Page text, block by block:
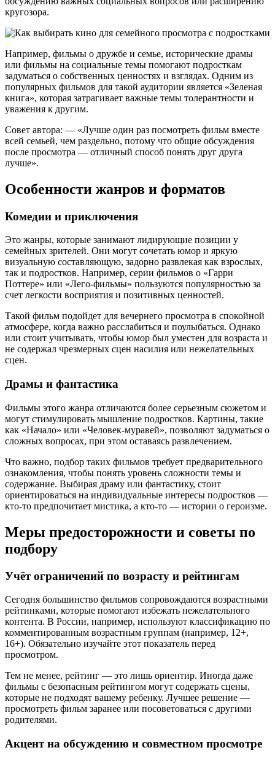
кругозора.
Например, фильмы о дружбе и семье, исторические драмы
или фильмы на социальные темы помогают подросткам
задуматься о собственных ценностях и взглядах. Одним из
популярных фильмов для такой аудитории является «Зеленая
книга», которая затрагивает важные темы толерантности и
уважения к другим.
Совет автора: — «Лучше один раз посмотреть фильм вместе
всей семьей, чем раздельно, потому что общие обсуждения
после просмотра — отличный способ понять друг друга
лучше».
Особенности жанров и форматов
Комедии и приключения
Это жанры, которые занимают лидирующие позиции у
семейных зрителей. Они могут сочетать юмор и яркую
визуальную составляющую, задорно развлекая как взрослых,
так и подростков. Например, серии фильмов о «Гарри
Поттере» или «Лего-фильмы» пользуются популярностью за
счет легкости восприятия и позитивных ценностей.
Такой фильм подойдет для вечернего просмотра в спокойной
атмосфере, когда важно расслабиться и поулыбаться. Однако
или стоит учитывать, чтобы юмор был уместен для возраста и
не содержал чрезмерных сцен насилия или нежелательных
сцен.
Драмы и фантастика
Фильмы этого жанра отличаются более серьезным сюжетом и
могут стимулировать мышление подростков. Картины, такие
как «Начало» или «Человек-муравей», позволяют задуматься о
сложных вопросах, при этом оставаясь развлечением.
Что важно, подбор таких фильмов требует предварительного
ознакомления, чтобы понять уровень сложности темы и
содержание. Выбирая драму или фантастику, стоит
ориентироваться на индивидуальные интересы подростков —
кто-то предпочитает мистика, а кто-то — истории о героизме.
Меры предосторожности и советы по
подбору
Учёт ограничений по возрасту и рейтингам
Сегодня большинство фильмов сопровождаются возрастными
рейтинками, которые помогают избежать нежелательного
контента. В России, например, используют классификацию по
комментированным возрастным группам (например, 12+,
16+). Обязательно изучайте этот показатель перед
просмотром.
Тем не менее, рейтинг — это лишь ориентир. Иногда даже
фильмы с безопасным рейтингом могут содержать сцены,
которые не подходят вашему ребенку. Лучшее решение —
просмотреть фильм заранее или посоветоваться с другими
родителями.
Акцент на обсуждению и совместном просмотре